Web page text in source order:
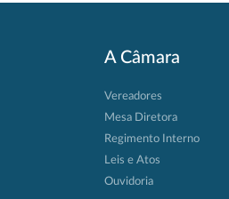
A Câmara
Vereadores
Mesa Diretora
Regimento Interno
Leis e Atos
Ouvidoria